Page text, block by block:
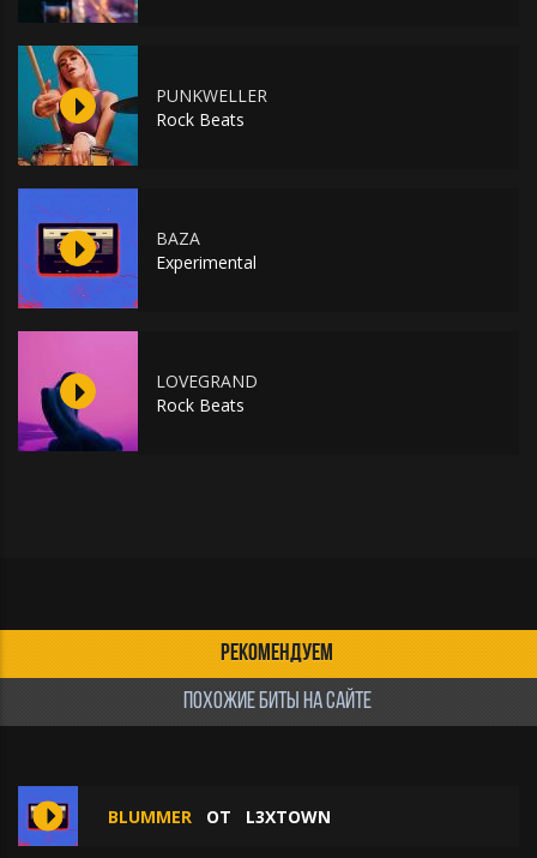
PUNKWELLER
Rock Beats
BAZA
Experimental
LOVEGRAND
Rock Beats
РЕКОМЕНДУЕМ
ПОХОЖИЕ БИТЫ НА САЙТЕ
BLUMMER ОТ L3XTOWN